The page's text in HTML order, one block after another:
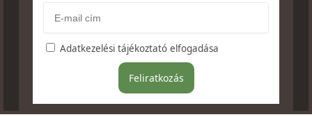
Adatkezelési tájékoztató elfogadása